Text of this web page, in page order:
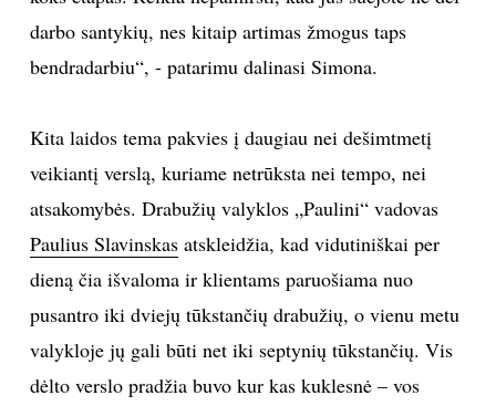
darbo santykių, nes kitaip artimas žmogus taps
bendradarbiu“, - patarimu dalinasi Simona.
Kita laidos tema pakvies į daugiau nei dešimtmetį
veikiantį verslą, kuriame netrūksta nei tempo, nei
atsakomybės. Drabužių valyklos „Paulini“ vadovas
Paulius Slavinskasatskleidžia, kad vidutiniškai per
dieną čia išvaloma ir klientams paruošiama nuo
pusantro iki dviejų tūkstančių drabužių, o vienu metu
valykloje jų gali būti net iki septynių tūkstančių. Vis
dėlto verslo pradžia buvo kur kas kuklesnė – vos